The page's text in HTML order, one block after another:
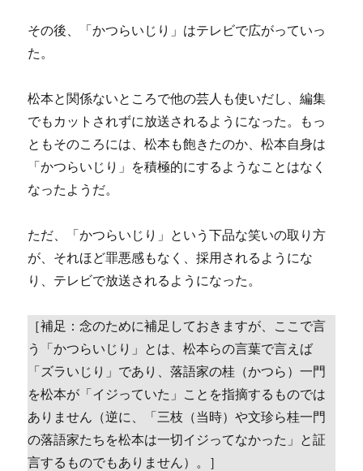
その後、「かつらいじり」はテレビで広がっていっ
た。
松本と関係ないところで他の芸人も使いだし、編集
でもカットされずに放送されるようになった。もっ
ともそのころには、松本も飽きたのか、松本自身は
「かつらいじり」を積極的にするようなことはなく
なったようだ。
ただ、「かつらいじり」という下品な笑いの取り方
が、それほど罪悪感もなく、採用されるようにな
り、テレビで放送されるようになった。
［補足：念のために補足しておきますが、ここで言
う「かつらいじり」とは、松本らの言葉で言えば
「ズラいじり」であり、落語家の桂（かつら）一門
を松本が「イジっていた」ことを指摘するものでは
ありません（逆に、「三枝（当時）や文珍ら桂一門
の落語家たちを松本は一切イジってなかった」と証
言するものでもありません）。］